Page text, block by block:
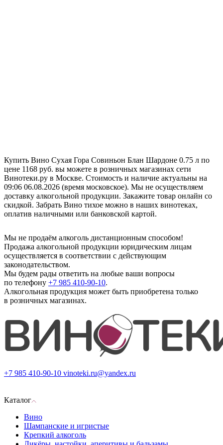
Купить Вино Сухая Гора Совиньон Блан Шардоне 0.75 л по
цене 1168 руб. вы можете в розничных магазинах сети
Винотеки.ру в Москве. Стоимость и наличие актуальны на
09:06 06.08.2026 (время московское). Мы не осуществляем
доставку алкогольной продукции. Закажите товар онлайн со
скидкой. Забрать Вино тихое можно в наших винотеках,
оплатив наличными или банковской картой.
Мы не продаём алкоголь дистанционным способом!
Продажа алкогольной продукции юридическим лицам
осуществляется в соответствии с действующим
законодательством.
Мы будем рады ответить на любые ваши вопросы
по телефону +7 985 410-90-10.
Алкогольная продукция может быть приобретена только
в розничных магазинах.
+7 985 410-90-10 vinoteki.ru@yandex.ru
Каталог
Вино
Шампанские и игристые
Крепкий алкоголь